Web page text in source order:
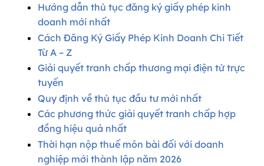
Hướng dẫn thủ tục đăng ký giấy phép kinh
doanh mới nhất
Cách Đăng Ký Giấy Phép Kinh Doanh Chi Tiết
Từ A – Z
Giải quyết tranh chấp thương mại điện tử trực
tuyến
Quy định về thủ tục đầu tư mới nhất
Các phương thức giải quyết tranh chấp hợp
đồng hiệu quả nhất
Thời hạn nộp thuế môn bài đối với doanh
nghiệp mới thành lập năm 2026